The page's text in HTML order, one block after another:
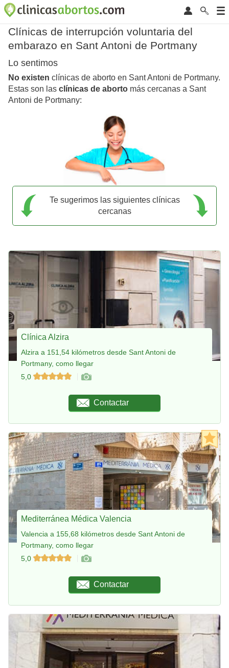
Clínicas de interrupción voluntaria del
embarazo en Sant Antoni de Portmany
Lo sentimos
No existen clínicas de aborto en Sant Antoni de Portmany.
Estas son las clínicas de aborto más cercanas a Sant
Antoni de Portmany:
Te sugerimos las siguientes clínicas
cercanas
Clínica Alzira
Alzira a 151,54 kilómetros desde Sant Antoni de
Portmany, como llegar
5,0
Contactar
Mediterránea Médica Valencia
Valencia a 155,68 kilómetros desde Sant Antoni de
Portmany, como llegar
5,0
Contactar